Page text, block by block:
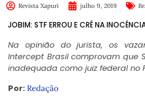
Revista Xapuri julho 9, 2019
JOBIM: STF ERROU E CRÊ NA
Na opinião do jurista, os
Intercept Brasil comprovam que
inadequada como juiz federal no
Por: Redação